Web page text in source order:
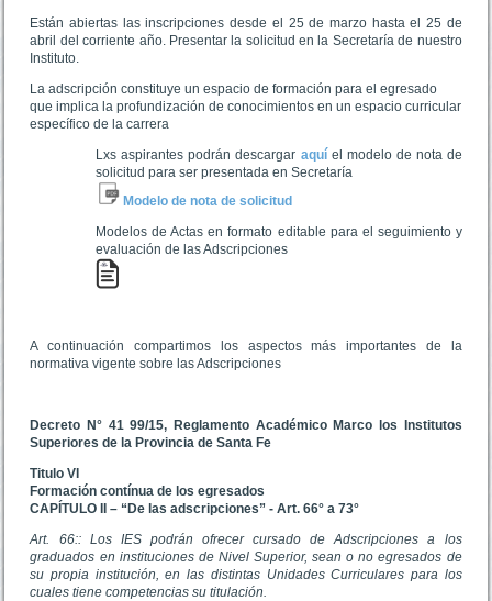
Están abiertas las inscripciones desde el 25 de marzo hasta el 25 de
abril del corriente año. Presentar la solicitud en la Secretaría de nuestro
Instituto.
La adscripción constituye un espacio de formación para el egresado
que implica la profundización de conocimientos en un espacio curricular
específico de la carrera
Lxs aspirantes podrán descargar aquí el modelo de nota de
solicitud para ser presentada en Secretaría
Modelo de nota de solicitud
Modelos de Actas en formato editable para el seguimiento y
evaluación de las Adscripciones
A continuación compartimos los aspectos más importantes de la
normativa vigente sobre las Adscripciones
Decreto N° 41 99/15, Reglamento Académico Marco los Institutos
Superiores de la Provincia de Santa Fe
Titulo VI
Formación contínua de los egresados
CAPÍTULO II – “De las adscripciones” - Art. 66° a 73°
Art. 66:: Los IES podrán ofrecer cursado de Adscripciones a los
graduados en instituciones de Nivel Superior, sean o no egresados de
su propia institución, en las distintas Unidades Curriculares para los
cuales tiene competencias su titulación.